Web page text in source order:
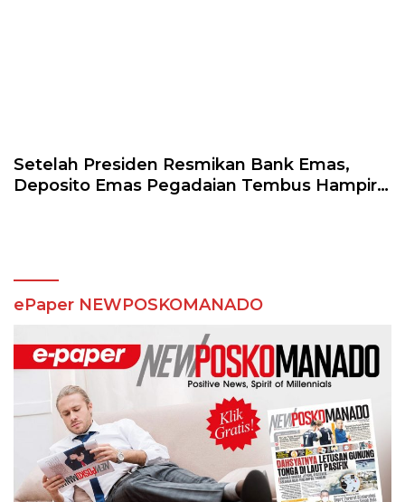
Setelah Presiden Resmikan Bank Emas,
Deposito Emas Pegadaian Tembus Hampir
ePaper NEWPOSKOMANADO